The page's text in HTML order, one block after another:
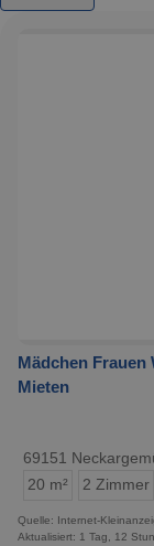
Mädchen Frauen
Mieten
69151
20 m²
2 Zimmer
Quelle: Internet-
Aktualisiert: 1 Tag, 12